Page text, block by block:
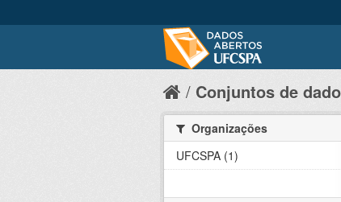
Conjuntos de
Organizações
UFCSPA (1)